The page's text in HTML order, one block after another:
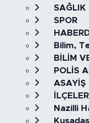
SAĞLIK
SPOR
Bilim,
BİLİM
POLİS
ASAYİŞ
İLÇELER
Nazilli